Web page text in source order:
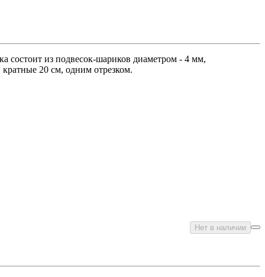
из подвесок-шариков диаметром - 4 мм,
20 см, одним отрезком.
Нет в наличии